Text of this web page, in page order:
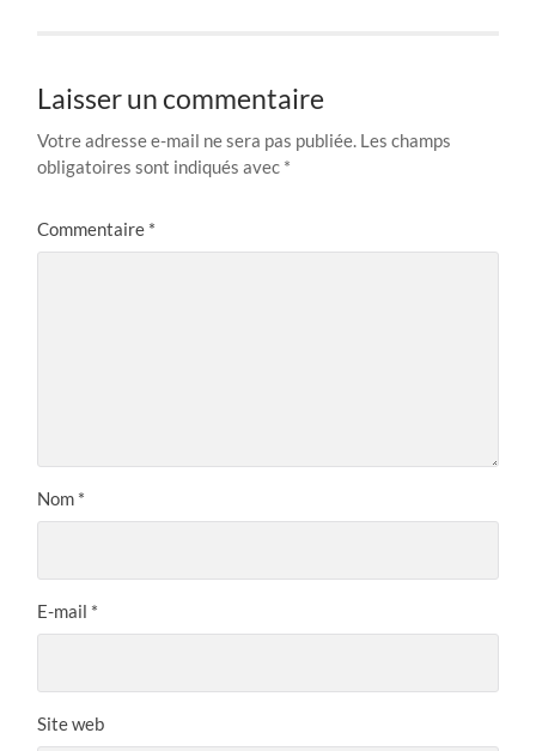
Laisser un commentaire
Votre adresse e-mail ne sera pas publiée. Les champs
obligatoires sont indiqués avec *
Commentaire *
Nom *
E-mail *
Site web